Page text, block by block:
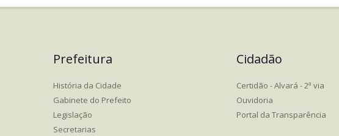
Prefeitura
História da Cidade
Gabinete do Prefeito
Legislação
Secretarias
Cidadão
Certidão - Alvará - 2ª via
Ouvidoria
Portal da Transparência